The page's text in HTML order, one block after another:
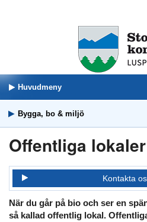
Huvudmeny
Bygga, bo & miljö
Offentliga lokaler
Kontakta
När du går på bio och ser en
så kallad offentlig lokal.